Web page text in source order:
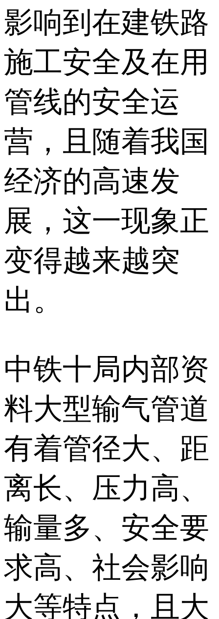
影响到在建铁路
施工安全及在用
管线的安全运
营，且随着我国
经济的高速发
展，这一现象正
变得越来越突
出。
中铁十局内部资
料大型输气管道
有着管径大、距
离长、压力高、
输量多、安全要
求高、社会影响
大等特点，且大